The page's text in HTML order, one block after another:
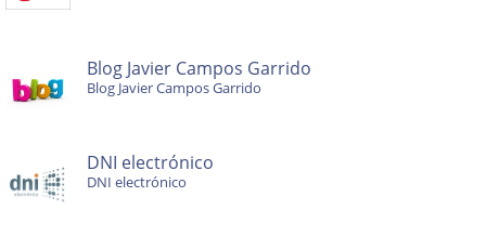
Blog Javier Campos Garrido
Blog Javier Campos Garrido
DNI electrónico
DNI electrónico